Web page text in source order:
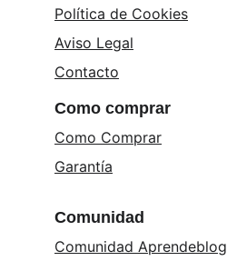
Política de Cookies
Aviso Legal
Contacto
Como comprar
Como Comprar
Garantía
Comunidad
Comunidad Aprendeblog